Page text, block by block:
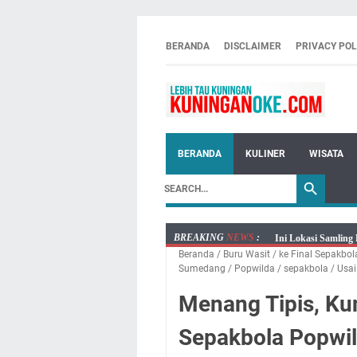
BERANDA DISCLAIMER PRIVACY
BERANDA KULINER WISATA
BREAKING NEWS :
Ini Lokasi Samling
Rabu 5 Agustus
Embun Pagi Rabu
Diskatan
Pemadaman
Kasus
Beranda / Buru Wasit / ke Final
Sumedang / Popwilda / sepakbola /
Menang Tipis,
Sepakbola